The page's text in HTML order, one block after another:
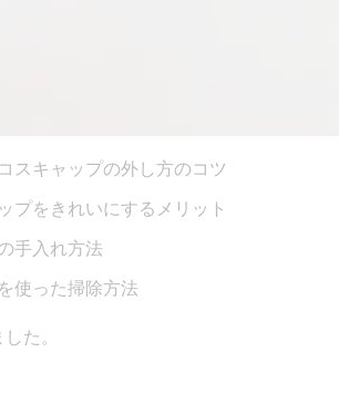
スキャップの外し方のコツ
プをきれいにするメリット
手入れ方法
使った掃除方法
た。